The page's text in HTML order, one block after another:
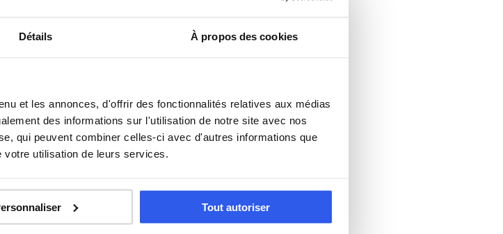
Détails À propos des cookies
et les annonces, d'offrir des fonctionnalités relatives aux médias
des informations sur l'utilisation de notre site avec nos
qui peuvent combiner celles-ci avec d'autres informations que
utilisation de leurs services.
Tout autoriser
Lavoisier